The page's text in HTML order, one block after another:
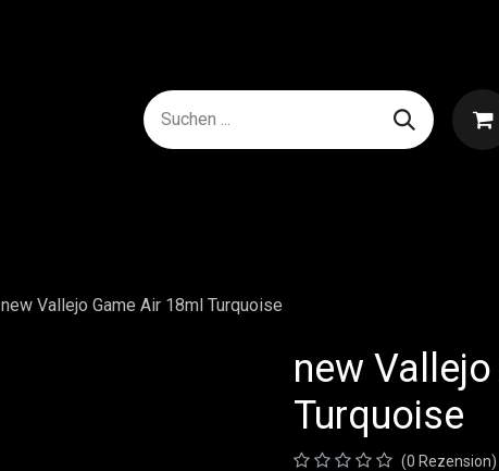
new Vallejo Game Air 18ml Turquoise
new
Turquoise
(0 Rezension)